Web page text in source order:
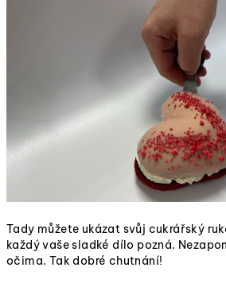
Tady můžete ukázat svůj cukrářský
každý vaše sladké dílo pozná.
očima. Tak dobré chutnání!